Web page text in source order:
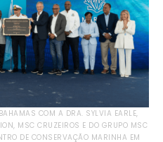
COM A DRA. SYLVIA EARLE,
MSC CRUZEIROS E DO GRUPO MSC
DE CONSERVAÇÃO MARINHA EM